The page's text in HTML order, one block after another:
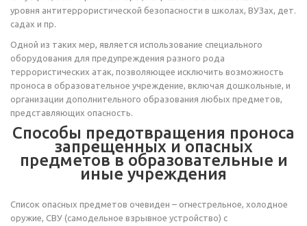
уровня антитеррористической безопасности в школах, ВУЗах, дет.
садах и пр.
Одной из таких мер, является использование специального
оборудования для предупреждения разного рода
террористических атак, позволяющее исключить возможность
проноса в образовательное учреждение, включая дошкольные, и
организации дополнительного образования любых предметов,
представляющих опасность.
Способы предотвращения проноса
запрещенных и опасных
предметов в образовательные и
иные учреждения
Список опасных предметов очевиден – огнестрельное, холодное
оружие, СВУ (самодельное взрывное устройство) с